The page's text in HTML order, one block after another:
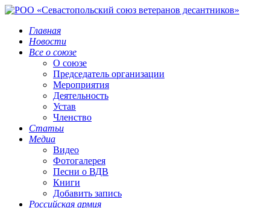
Главная
Новости
Все о союзе
О союзе
Председатель организации
Мероприятия
Деятельность
Устав
Членство
Статьи
Медиа
Видео
Фотогалерея
Песни о ВДВ
Книги
Добавить запись
Российская армия